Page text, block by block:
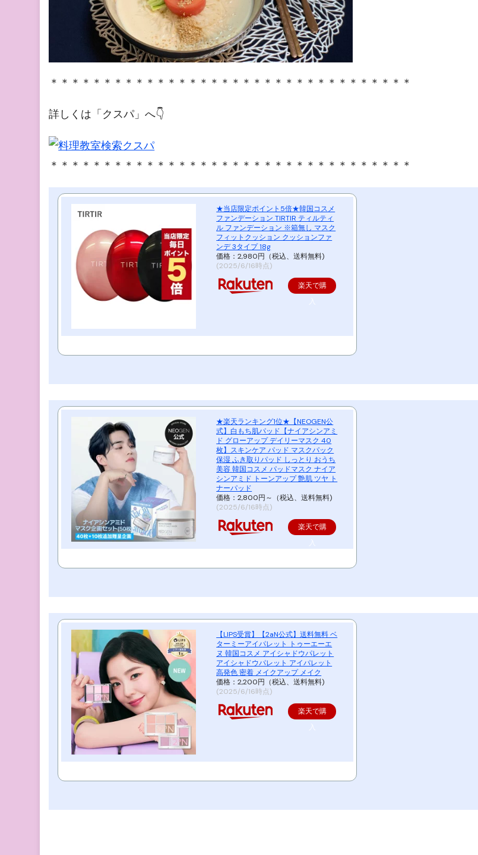
＊＊＊＊＊＊＊＊＊＊＊＊＊＊＊＊＊＊＊＊＊＊＊＊＊＊＊＊＊＊＊＊＊＊
詳しくは「クスパ」へ👇
＊＊＊＊＊＊＊＊＊＊＊＊＊＊＊＊＊＊＊＊＊＊＊＊＊＊＊＊＊＊＊＊＊＊
★当店限定ポイント5倍★韓国コスメ
ファンデーション TIRTIR ティルティ
ル ファンデーション ※箱無し マスク
フィットクッション クッションファ
ンデ 3タイプ 18g
価格：2,980円（税込、送料無料)
(2025/6/16時点)
楽天で購
入
★楽天ランキング1位★【NEOGEN公
式】白もち肌パッド【ナイアシンアミ
ド グローアップ デイリーマスク 40
枚】スキンケア パッド マスクパック
保湿 ふき取りパッド しっとり おうち
美容 韓国コスメ パッドマスク ナイア
シンアミド トーンアップ 艶肌 ツヤ ト
ナーパッド
価格：2,800円～（税込、送料無料)
(2025/6/16時点)
楽天で購
入
【LIPS受賞】【2aN公式】送料無料 ベ
ターミーアイパレット トゥーエーエ
ヌ 韓国コスメ アイシャドウパレット
アイシャドウパレット アイパレット
高発色 密着 メイクアップ メイク
価格：2,200円（税込、送料無料)
(2025/6/16時点)
楽天で購
入